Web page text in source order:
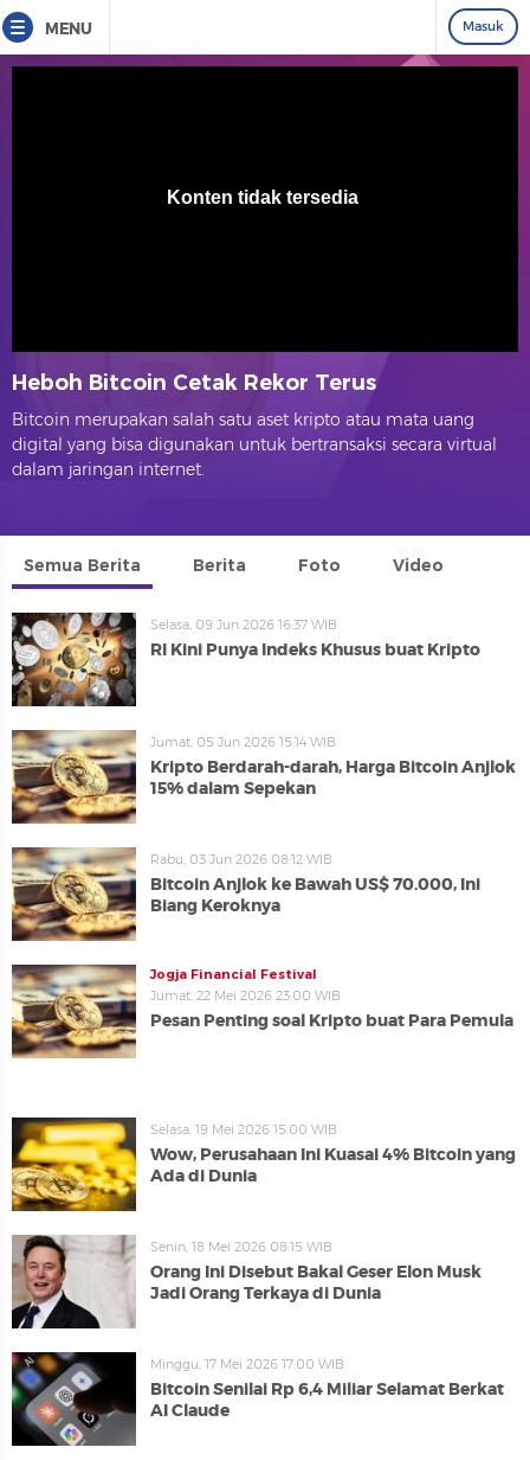
MENU Masuk
Heboh Bitcoin Cetak Rekor Terus
Bitcoin merupakan salah satu aset kripto atau mata uang
digital yang bisa digunakan untuk bertransaksi secara virtual
dalam jaringan internet.
Semua Berita Berita Foto Video
Selasa, 09 Jun 2026 16:37 WIB
RI Kini Punya Indeks Khusus buat Kripto
Jumat, 05 Jun 2026 15:14 WIB
Kripto Berdarah-darah, Harga Bitcoin Anjlok
15% dalam Sepekan
Rabu, 03 Jun 2026 08:12 WIB
Bitcoin Anjlok ke Bawah US$ 70.000, Ini
Biang Keroknya
Jogja Financial Festival
Jumat, 22 Mei 2026 23:00 WIB
Pesan Penting soal Kripto buat Para Pemula
Selasa, 19 Mei 2026 15:00 WIB
Wow, Perusahaan Ini Kuasai 4% Bitcoin yang
Ada di Dunia
Senin, 18 Mei 2026 08:15 WIB
Orang Ini Disebut Bakal Geser Elon Musk
Jadi Orang Terkaya di Dunia
Minggu, 17 Mei 2026 17:00 WIB
Bitcoin Senilai Rp 6,4 Miliar Selamat Berkat
AI Claude